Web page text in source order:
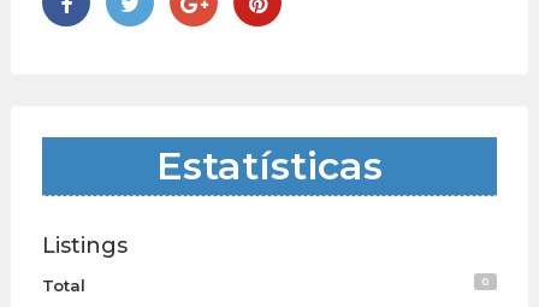
Estatísticas
Listings
Total 0